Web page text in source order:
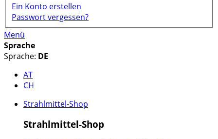
Ein Konto erstellen
Passwort vergessen?
Menü
Sprache
Sprache: DE
AT
CH
Strahlmittel-Shop
Strahlmittel-Shop